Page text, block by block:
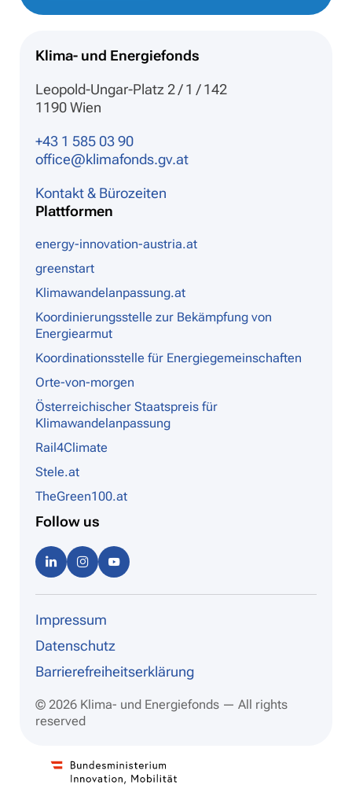
Klima- und Energiefonds
Leopold-Ungar-Platz 2 / 1 / 142
1190 Wien
+43 1 585 03 90
office@klimafonds.gv.at
Kontakt & Bürozeiten
Plattformen
energy-innovation-austria.at
greenstart
Klimawandelanpassung.at
Koordinierungsstelle zur Bekämpfung von
Energiearmut
Koordinationsstelle für Energiegemeinschaften
Orte-von-morgen
Österreichischer Staatspreis für
Klimawandelanpassung
Rail4Climate
Stele.at
TheGreen100.at
Follow us
Linke
dIn
Instag
ram be
Impressum
Datenschutz
Barrierefreiheitserklärung
© 2026 Klima- und Energiefonds — All rights
reserved